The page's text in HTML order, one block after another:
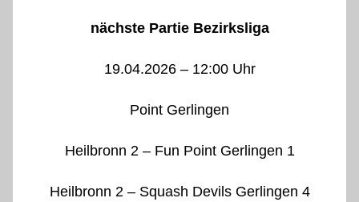
nächste Partie Bezirksliga
19.04.2026 – 12:00 Uhr
Point Gerlingen
Heilbronn 2 – Fun Point Gerlingen 1
Heilbronn 2 – Squash Devils Gerlingen 4